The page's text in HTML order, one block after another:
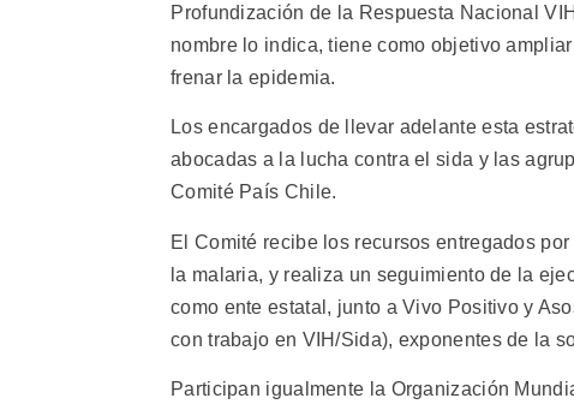
Profundización de la Respuesta Nacional
nombre lo indica, tiene como objetivo
frenar la epidemia.
Los encargados de llevar adelante esta
abocadas a la lucha contra el sida y las
Comité País Chile.
El Comité recibe los recursos entregados
la malaria, y realiza un seguimiento de la
como ente estatal, junto a Vivo Positivo y
con trabajo en VIH/Sida), exponentes de la
Participan igualmente la Organización